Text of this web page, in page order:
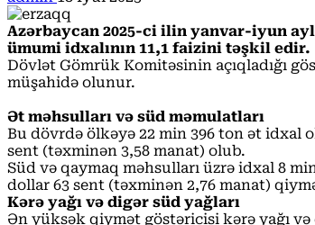
Azərbaycan 2025-ci ilin yanvar-iyun
ümumi idxalının 11,1 faizini təşkil edir.
Dövlət Gömrük Komitəsinin açıqladığı
müşahidə olunur.
Ət məhsulları və süd məmulatları
Bu dövrdə ölkəyə 22 min 396 ton ət idxal
sent (təxminən 3,58 manat) olub.
Süd və qaymaq məhsulları üzrə idxal 8
dollar 63 sent (təxminən 2,76 manat)
Kərə yağı və digər süd yağları
Ən yüksək qiymət göstəricisi kərə yağı